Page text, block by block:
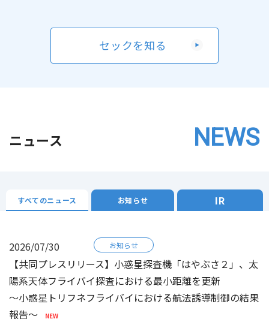
セックを知る
ニュース NEWS
すべてのニュース お知らせ IR
2026/07/30 お知らせ
【共同プレスリリース】小惑星探査機「はやぶさ２」、太
陽系天体フライバイ探査における最小距離を更新
～小惑星トリフネフライバイにおける航法誘導制御の結果
報告～